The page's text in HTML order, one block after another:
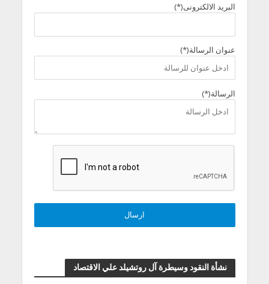
البريد الالكترونى(*)
عنوان الرسالة(*)
الرسالة(*)
نشأة النقود وسيطرة آل روتشيلد علي الاقتصاد